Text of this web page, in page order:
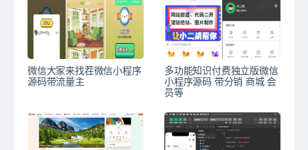
微信大家来找茬微信小程序
源码带流量主
多功能知识付费独立版微信
小程序源码 带分销 商城 会
员等